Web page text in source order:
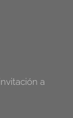
a